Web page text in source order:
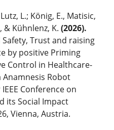
L.; König, E., Matisic,
& Kühnlenz, K. (2026).
Trust and raising
by positive Priming
Control in Healthcare-
Anamnesis Robot
Conference on
its Social Impact
Vienna, Austria.